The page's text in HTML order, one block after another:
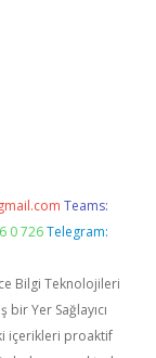
Teams:
0 726 Telegram:
Bilgi Teknolojileri
Yer Sağlayıcı
içerikleri proaktif